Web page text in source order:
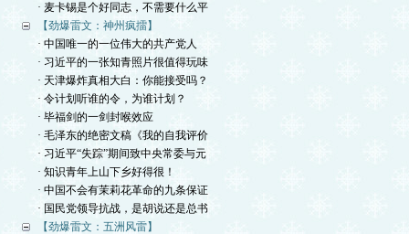
· 麦卡锡是个好同志，不需要什么平
【劲爆雷文：神州疯擂】
· 中国唯一的一位伟大的共产党人
· 习近平的一张知青照片很值得玩味
· 天津爆炸真相大白：你能接受吗？
· 令计划听谁的令，为谁计划？
· 毕福剑的一剑封喉效应
· 毛泽东的绝密文稿《我的自我评价
· 习近平“失踪”期间致中央常委与元
· 知识青年上山下乡好得很！
· 中国不会有茉莉花革命的九条保证
· 国民党领导抗战，是胡说还是总书
【劲爆雷文：五洲风雷】